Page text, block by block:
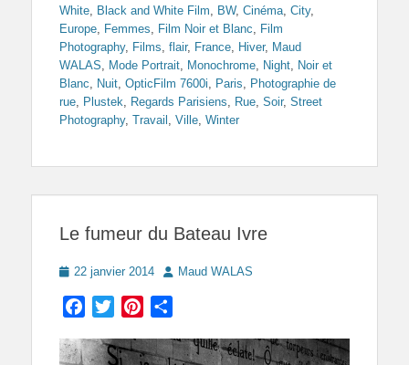
White Black and White Film BW, Cinéma City,
Europe Femmes Film Noir et Blanc
Film
Photography, Films flair, France Hiver, Maud
WALAS
Mode Portrait Monochrome Night Noir et
Blanc
Nuit OpticFilm 7600i Paris
Photographie de
rue Plustek Regards Parisiens Rue Soir, Street
Photography, Travail Ville Winter
Le fumeur du Bateau Ivre
Posted
22 janvier 2014 AuthorMaud WALAS
Facebook
TwitterPinterest